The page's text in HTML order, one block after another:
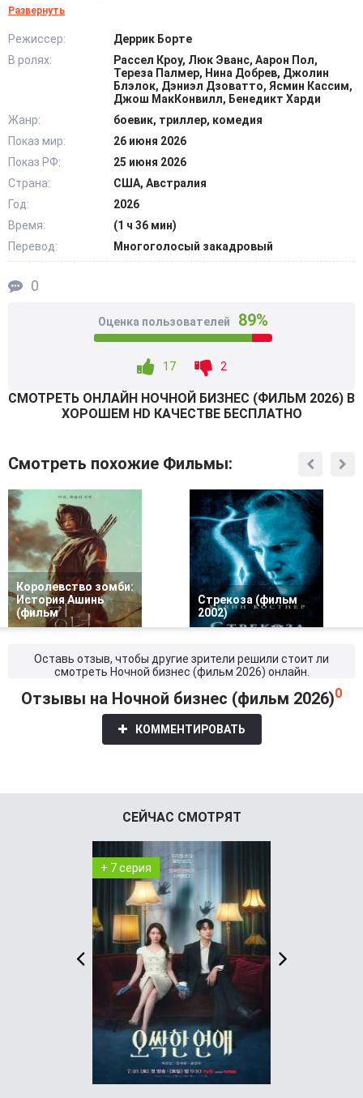
продать ночной клуб. Но накануне выгодной сделки
забирая огромную сумму денег. После этого случая
Манко настигла череда невезений. Всё, что когда-то
исправно работало и приносило немалый доход, начало
рушится на глазах. С бандитами не шутят, и Манко это
знает прекрасно. Теперь жизнь обоих супругов висит на
волоске, на них оказывают давление… Противостояние
быстро переходит в активную фазу с погонями и
перестрелками. Чтобы спасти свою шкуру, Манко снова
вынужден вернуться в прежнее русло. @Filmix.fan
Развернуть
Режиссер:
Деррик Борте
В ролях:
Рассел Кроу, Люк Эванс, Аарон Пол,
Тереза Палмер, Нина Добрев, Джолин
Блэлок, Дэниэл Дзоватто, Ясмин Кассим,
Джош МакКонвилл, Бенедикт Харди
Жанр:
боевик, триллер, комедия
Показ мир:
26 июня 2026
Показ РФ:
25 июня 2026
Страна:
США, Австралия
Год:
2026
Время:
(1 ч 36 мин)
Перевод:
Многоголосый закадровый
0
Оценка пользователей 89%
17 2
СМОТРEТЬ ОНЛАЙН НОЧНОЙ БИЗНЕС (ФИЛЬМ 2026) В
ХОРОШЕМ HD КАЧЕСТВЕ БЕСПЛАТНО
Смотреть похожие Фильмы:
Королевство зомби:
История Ашинь
(фильм
Стрекоза (фильм
2002)
Оставь отзыв, чтобы другие зрители решили стоит ли
смотреть Ночной бизнес (фильм 2026) онлайн.
Отзывы на Ночной бизнес (фильм 2026)0
КОММЕНТИРОВАТЬ
СЕЙЧАС СМОТРЯТ
+ 7 серия